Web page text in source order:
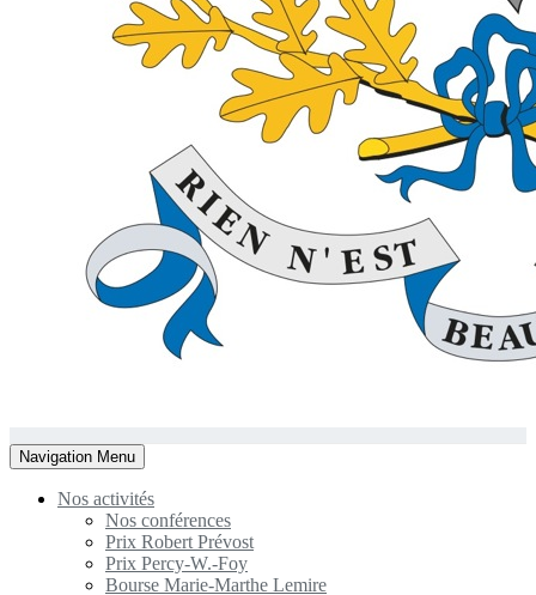
Toggle
navigation
Navigation Menu
Nos activités
Nos conférences
Prix Robert Prévost
Prix Percy-W.-Foy
Bourse Marie-Marthe Lemire